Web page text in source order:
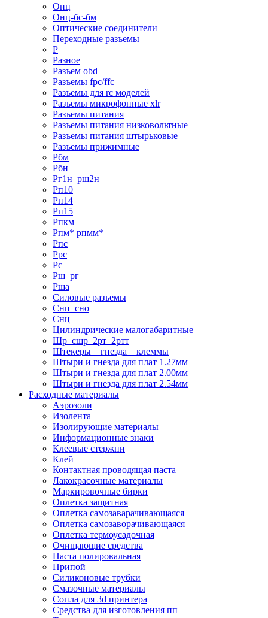
Онц
Онц-бс-бм
Оптические соединители
Переходные разъемы
Р
Разное
Разъем obd
Разъемы fpc/ffc
Разъемы для rc моделей
Разъемы микрофонные xlr
Разъемы питания
Разъемы питания низковольтные
Разъемы питания штырьковые
Разъемы прижимные
Рбм
Рбн
Рг1н_рш2н
Рп10
Рп14
Рп15
Рпкм
Рпм* рпмм*
Рпс
Ррс
Рс
Рш_рг
Рша
Силовые разъемы
Снп_сно
Снц
Цилиндрические малогабаритные
Шр_сшр_2рт_2ртт
Штекеры _ гнезда _ клеммы
Штыри и гнезда для плат 1.27мм
Штыри и гнезда для плат 2.00мм
Штыри и гнезда для плат 2.54мм
Расходные материалы
Аэрозоли
Изолента
Изолирующие материалы
Информационные знаки
Клеевые стержни
Клей
Контактная проводящая паста
Лакокрасочные материалы
Маркировочные бирки
Оплетка защитная
Оплетка самозаварачивающаяся
Оплетка самозаворачивающаяся
Оплетка термоусадочная
Очищающие средства
Паста полировальная
Припой
Силиконовые трубки
Смазочные материалы
Сопла для 3d принтера
Средства для изготовления пп